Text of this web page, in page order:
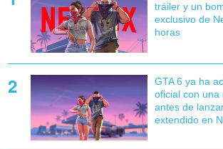
tráiler y un
exclusivo de
horas
GTA 6 ya ha
oficial con una
antes de
extendido en